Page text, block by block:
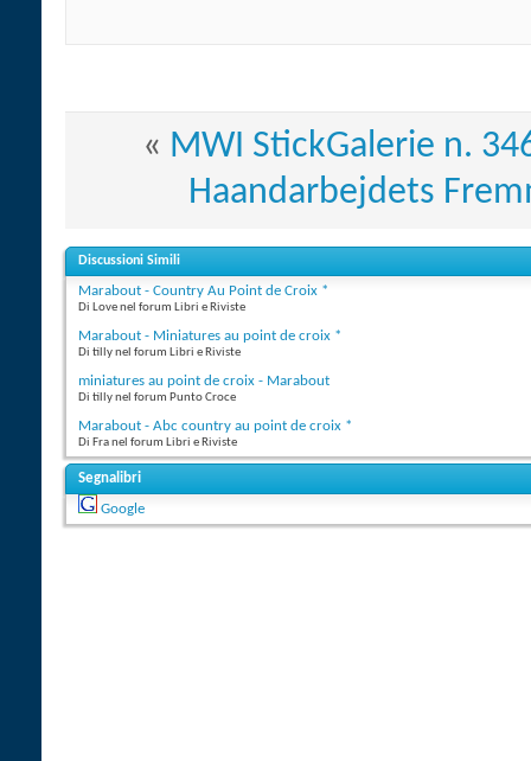
« MWI StickGalerie n.
Haandarbejdets
Discussioni Simili
Marabout - Country Au Point de Croix *
Di Love nel forum Libri e Riviste
Marabout - Miniatures au point de croix *
Di tilly nel forum Libri e Riviste
miniatures au point de croix - Marabout
Di tilly nel forum Punto Croce
Marabout - Abc country au point de croix *
Di Fra nel forum Libri e Riviste
Segnalibri
Google